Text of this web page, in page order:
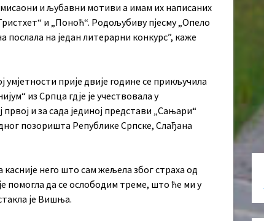
мисаони и љубавни мотиви а имам их написаних
и „Поноћ“. Родољубиву пјесму „Опело
послала на један литерарни конкурс”, каже
прије двије године се прикључила
из Српца гдје је учествовала у
и за сада јединој представи „Сањари“
позоришта Републике Српске, Слађана
него што сам жељела због страха од
помогла да се ослободим треме, што ће ми у
је Вишња.